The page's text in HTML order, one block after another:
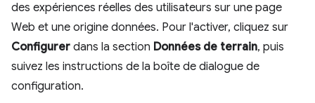
des expériences réelles des utilisateurs sur une page
Web et une origine données. Pour l'activer, cliquez sur
Configurer dans la section Données de terrain, puis
suivez les instructions de la boîte de dialogue de
configuration.